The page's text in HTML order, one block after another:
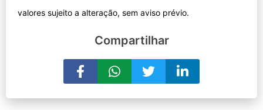
Compartilhar